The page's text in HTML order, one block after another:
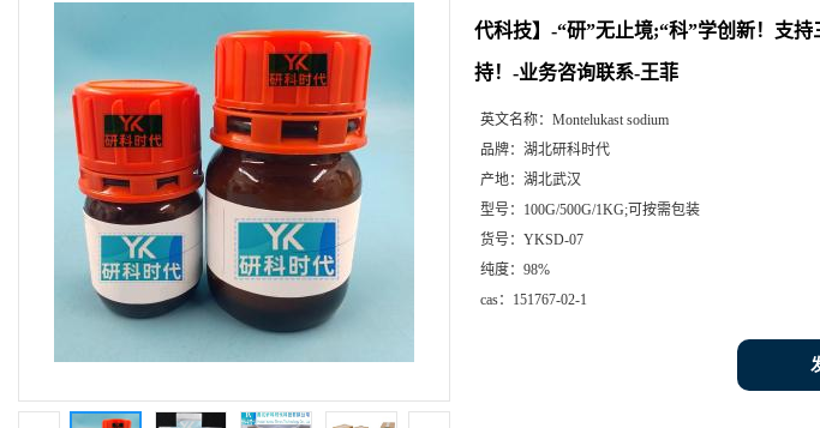
代科技】-“研”无止境;“科”学创新！支
持！-业务咨询联系-王菲
英文名称： Montelukast sodium
品牌： 湖北研科时代
产地： 湖北武汉
型号： 100G/500G/1KG;可按需包装
货号： YKSD-07
纯度： 98%
cas： 151767-02-1